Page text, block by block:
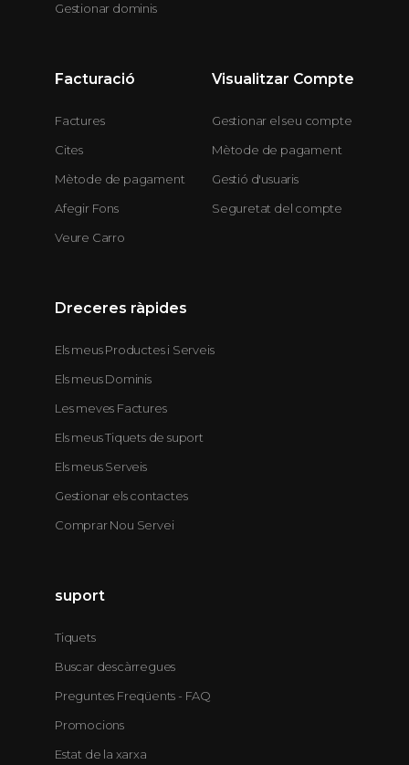
Gestionar dominis
Facturació
Factures
Cites
Mètode de pagament
Afegir Fons
Veure Carro
Visualitzar Compte
Gestionar el seu compte
Mètode de pagament
Gestió d'usuaris
Seguretat del compte
Dreceres ràpides
Els meus Productes i Serveis
Els meus Dominis
Les meves Factures
Els meus Tiquets de suport
Els meus Serveis
Gestionar els contactes
Comprar Nou Servei
suport
Tiquets
Buscar descàrregues
Preguntes Freqüents - FAQ
Promocions
Estat de la xarxa